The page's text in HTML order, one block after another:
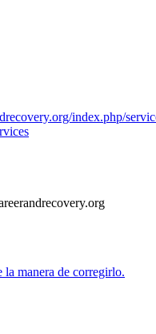
index.php/
la manera de corregirlo.